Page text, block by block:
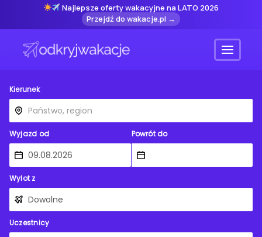
Najlepsze oferty wakacyjne na LATO 2026
Przejdź do wakacje.pl →
Menu
Kierunek
Wyjazd od Powrót do
Wylot z
Uczestnicy